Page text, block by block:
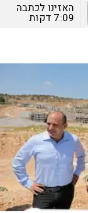
האזינו לכתבה
7:09 דקות